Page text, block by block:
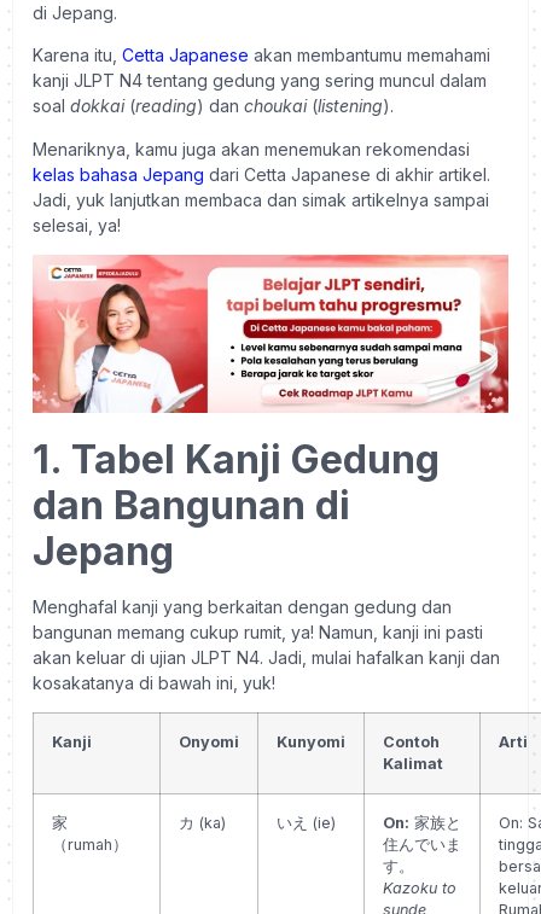
di Jepang.
Karena itu, Cetta Japanese akan membantumu memahami
kanji JLPT N4 tentang gedung yang sering muncul dalam
soal dokkai(reading) dan choukai(listening).
Menariknya, kamu juga akan menemukan rekomendasi
kelas bahasa Jepang dari Cetta Japanese di akhir artikel.
Jadi, yuk lanjutkan membaca dan simak artikelnya sampai
selesai, ya!
1. Tabel Kanji Gedung
dan Bangunan di
Jepang
Menghafal kanji yang berkaitan dengan gedung dan
bangunan memang cukup rumit, ya! Namun, kanji ini pasti
akan keluar di ujian JLPT N4. Jadi, mulai hafalkan kanji dan
kosakatanya di bawah ini, yuk!
Kanji Onyomi Kunyomi
Contoh
Kalimat
Arti
家
（rumah）
カ (ka) いえ (ie) On: 家族と
住んでいま
す。
Kazoku to
sunde
On: